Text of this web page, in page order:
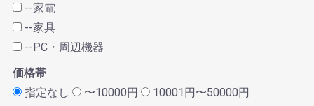
--家電
--家具
--PC・周辺機器
価格帯
指定なし
〜10000円
10001円〜50000円